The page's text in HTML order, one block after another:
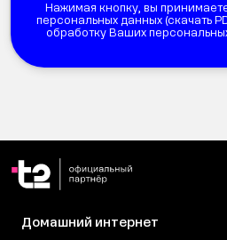
Нажимая кнопку, вы
персональных данных (скачать
обработку Ваших
Домашний интернет